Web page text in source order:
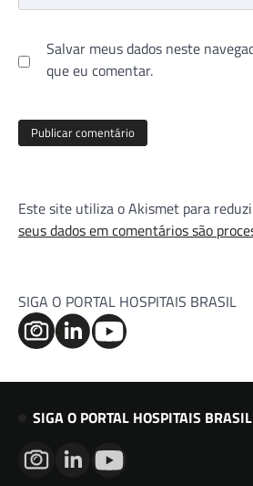
Salvar meus dados neste
que eu comentar.
Este site utiliza o Akismet para
seus dados em comentários são
SIGA O PORTAL HOSPITAIS BRASIL
SIGA O PORTAL HOSPITAIS BRASIL